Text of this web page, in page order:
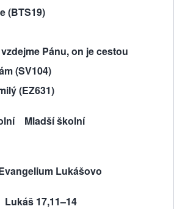
(BTS19)
Pánu, on je cestou
(SV104)
(EZ631)
Mladší školní
Lukášovo
Lukáš 17,11–14